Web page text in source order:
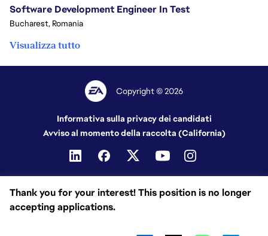
Thank you for your interest! This position is no longer
accepting applications.
Software Development Engineer In Test
Bucharest, Romania
Visualizza tutto
Copyright © 2026
Informativa sulla privacy dei candidati
Avviso al momento della raccolta (California)